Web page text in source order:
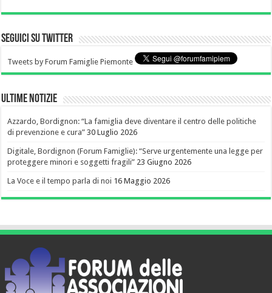
Seguici su Twitter
Tweets by Forum Famiglie Piemonte
Ultime notizie
Azzardo, Bordignon: “La famiglia deve diventare il centro delle politiche
di prevenzione e cura” 30 Luglio 2026
Digitale, Bordignon (Forum Famiglie): “Serve urgentemente una legge per
proteggere minori e soggetti fragili” 23 Giugno 2026
La Voce e il tempo parla di noi 16 Maggio 2026